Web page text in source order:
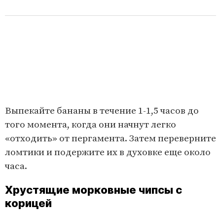
Выпекайте бананы в течение 1-1,5 часов до
того момента, когда они начнут легко
«отходить» от пергамента. Затем переверните
ломтики и подержите их в духовке еще около
часа.
Хрустящие морковные чипсы с
корицей